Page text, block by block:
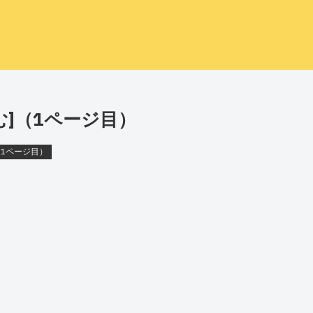
1ページ目）
ージ目）